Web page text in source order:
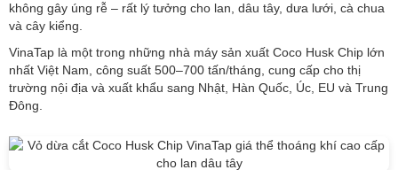
không gây úng rễ – rất lý tưởng cho lan, dâu tây, dưa lưới, cà chua
và cây kiểng.
VinaTap là một trong những nhà máy sản xuất Coco Husk Chip lớn
nhất Việt Nam, công suất 500–700 tấn/tháng, cung cấp cho thị
trường nội địa và xuất khẩu sang Nhật, Hàn Quốc, Úc, EU và Trung
Đông.